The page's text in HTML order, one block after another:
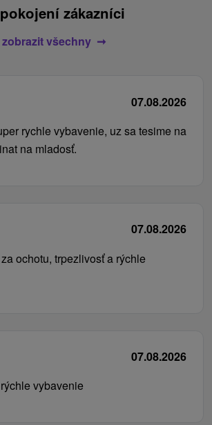
zákazníci
zobrazit všechny
07.08.2026
rychle vybavenie, uz sa tesime na
na mladosť.
07.08.2026
ochotu, trpezlivosť a rýchle
07.08.2026
vybavenie